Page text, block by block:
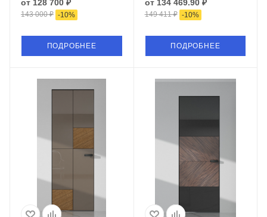
от 128 700 ₽
143 000 ₽ -10%
ПОДРОБНЕЕ
от 134 469.90 ₽
149 411 ₽ -10%
ПОДРОБНЕЕ